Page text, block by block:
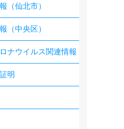
（仙北市）
（中央区）
ナウイルス関連情報
明